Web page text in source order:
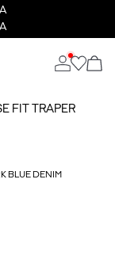
FIT TRAPER
BLUE DENIM